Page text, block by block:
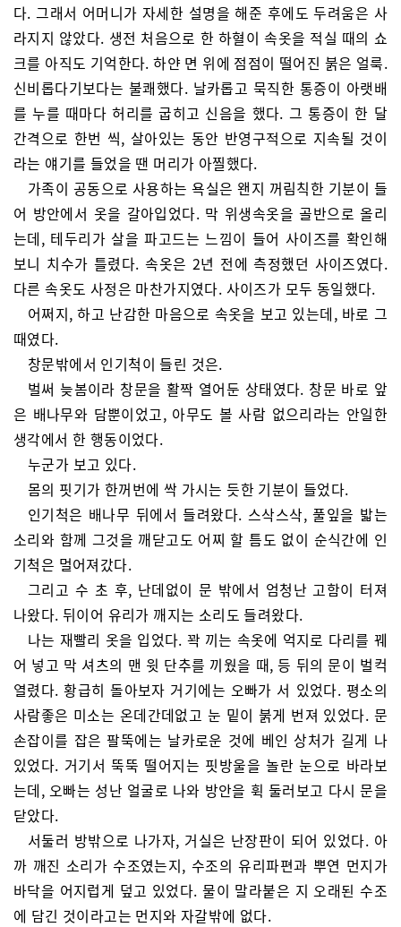
다. 그래서 어머니가 자세한 설명을 해준 후에도 두려움은 사
라지지 않았다. 생전 처음으로 한 하혈이 속옷을 적실 때의 쇼
크를 아직도 기억한다. 하얀 면 위에 점점이 떨어진 붉은 얼룩.
신비롭다기보다는 불쾌했다. 날카롭고 묵직한 통증이 아랫배
를 누를 때마다 허리를 굽히고 신음을 했다. 그 통증이 한 달
간격으로 한번 씩, 살아있는 동안 반영구적으로 지속될 것이
라는 얘기를 들었을 땐 머리가 아찔했다.
가족이 공동으로 사용하는 욕실은 왠지 꺼림칙한 기분이 들
어 방안에서 옷을 갈아입었다. 막 위생속옷을 골반으로 올리
는데, 테두리가 살을 파고드는 느낌이 들어 사이즈를 확인해
보니 치수가 틀렸다. 속옷은 2년 전에 측정했던 사이즈였다.
다른 속옷도 사정은 마찬가지였다. 사이즈가 모두 동일했다.
어쩌지, 하고 난감한 마음으로 속옷을 보고 있는데, 바로 그
때였다.
창문밖에서 인기척이 들린 것은.
벌써 늦봄이라 창문을 활짝 열어둔 상태였다. 창문 바로 앞
은 배나무와 담뿐이었고, 아무도 볼 사람 없으리라는 안일한
생각에서 한 행동이었다.
누군가 보고 있다.
몸의 핏기가 한꺼번에 싹 가시는 듯한 기분이 들었다.
인기척은 배나무 뒤에서 들려왔다. 스삭스삭, 풀잎을 밟는
소리와 함께 그것을 깨닫고도 어찌 할 틈도 없이 순식간에 인
기척은 멀어져갔다.
그리고 수 초 후, 난데없이 문 밖에서 엄청난 고함이 터져
나왔다. 뒤이어 유리가 깨지는 소리도 들려왔다.
나는 재빨리 옷을 입었다. 꽉 끼는 속옷에 억지로 다리를 꿰
어 넣고 막 셔츠의 맨 윗 단추를 끼웠을 때, 등 뒤의 문이 벌컥
열렸다. 황급히 돌아보자 거기에는 오빠가 서 있었다. 평소의
사람좋은 미소는 온데간데없고 눈 밑이 붉게 번져 있었다. 문
손잡이를 잡은 팔뚝에는 날카로운 것에 베인 상처가 길게 나
있었다. 거기서 뚝뚝 떨어지는 핏방울을 놀란 눈으로 바라보
는데, 오빠는 성난 얼굴로 나와 방안을 휙 둘러보고 다시 문을
닫았다.
서둘러 방밖으로 나가자, 거실은 난장판이 되어 있었다. 아
까 깨진 소리가 수조였는지, 수조의 유리파편과 뿌연 먼지가
바닥을 어지럽게 덮고 있었다. 물이 말라붙은 지 오래된 수조
에 담긴 것이라고는 먼지와 자갈밖에 없다.